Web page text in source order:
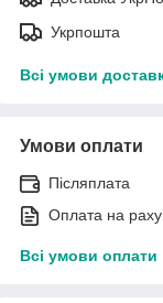
Укрпошта
Всі умови
Умови оплати
Післяплата
Оплата на
Всі умови оплати